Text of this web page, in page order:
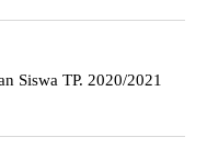
Siswa TP. 2020/2021